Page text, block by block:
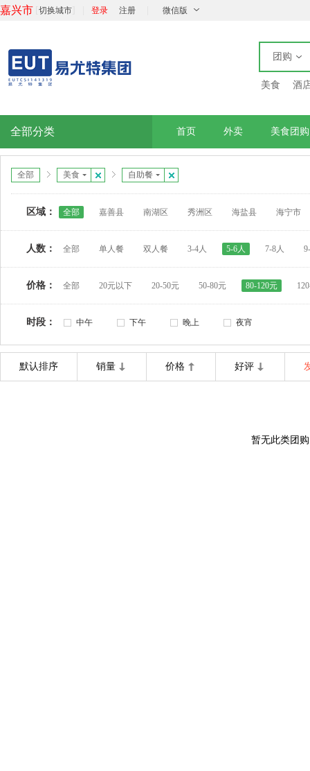
嘉兴市 切换城市 登录 注册 微信版
团购
美食 酒
全部分类 首页 外卖 美食团购
全部 美食 自助餐
区域： 全部 嘉善县 南湖区 秀洲区 海盐县 海宁市
人数： 全部 单人餐 双人餐 3-4人 5-6人 7-8人
价格： 全部 20元以下 20-50元 50-80元 80-120元
时段： 中午 下午 晚上 夜宵
默认排序 销量 价格 好评
暂无此类团